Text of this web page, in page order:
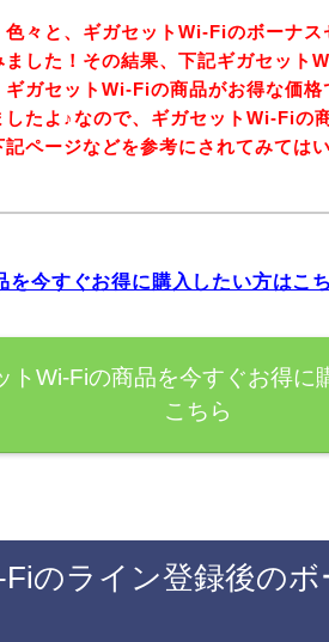
色々と、ギガセットWi-Fiのボーナス
ました！その結果、下記ギガセット
ギガセットWi-Fiの商品がお得な価格
したよ♪なので、ギガセットWi-Fiの
記ページなどを参考にされてみては
を今すぐお得に購入したい方はこ
トWi-Fiの商品を今すぐお得に
こちら
のライン登録後の